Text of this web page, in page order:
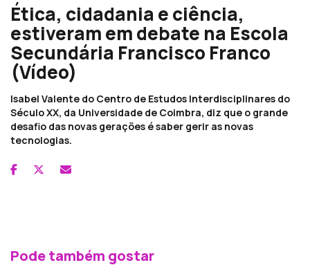
Ética, cidadania e ciência,
estiveram em debate na Escola
Secundária Francisco Franco
(Vídeo)
Isabel Valente do Centro de Estudos Interdisciplinares do
Século XX, da Universidade de Coimbra, diz que o grande
desafio das novas gerações é saber gerir as novas
tecnologias.
Pode também gostar